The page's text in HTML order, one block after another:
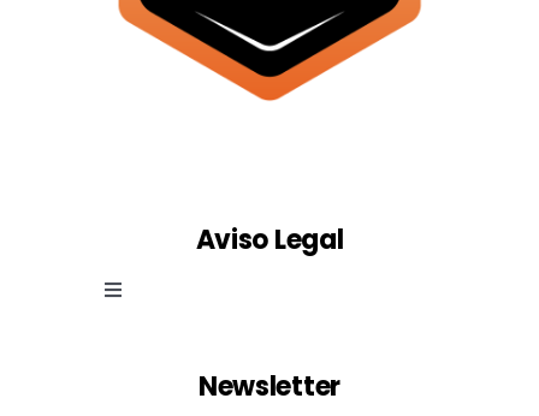
Aviso Legal
Toggle
Newsletter